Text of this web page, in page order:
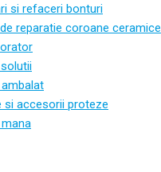
si refaceri bonturi
reparatie coroane ceramice
si accesorii proteze